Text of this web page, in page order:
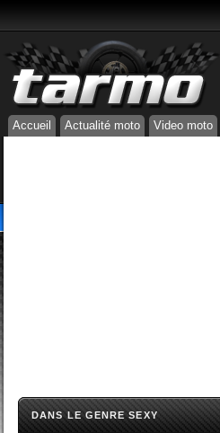
Accueil Actualité moto Video moto
DANS LE GENRE SEXY